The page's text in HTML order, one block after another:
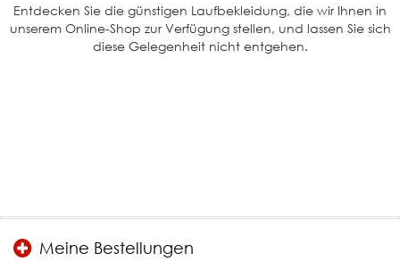
Entdecken Sie die günstigen Laufbekleidung, die wir Ihnen in
unserem Online-Shop zur Verfügung stellen, und lassen Sie sich
diese Gelegenheit nicht entgehen.
Meine Bestellungen